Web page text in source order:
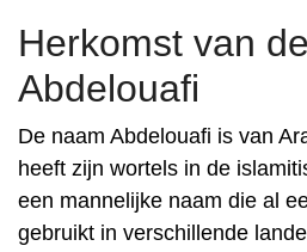
Herkomst van
Abdelouafi
De naam Abdelouafi is van
heeft zijn wortels in de
een mannelijke naam die al
gebruikt in verschillende